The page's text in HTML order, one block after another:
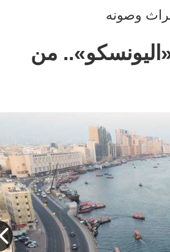
وصونه
«اليونسكو».. من